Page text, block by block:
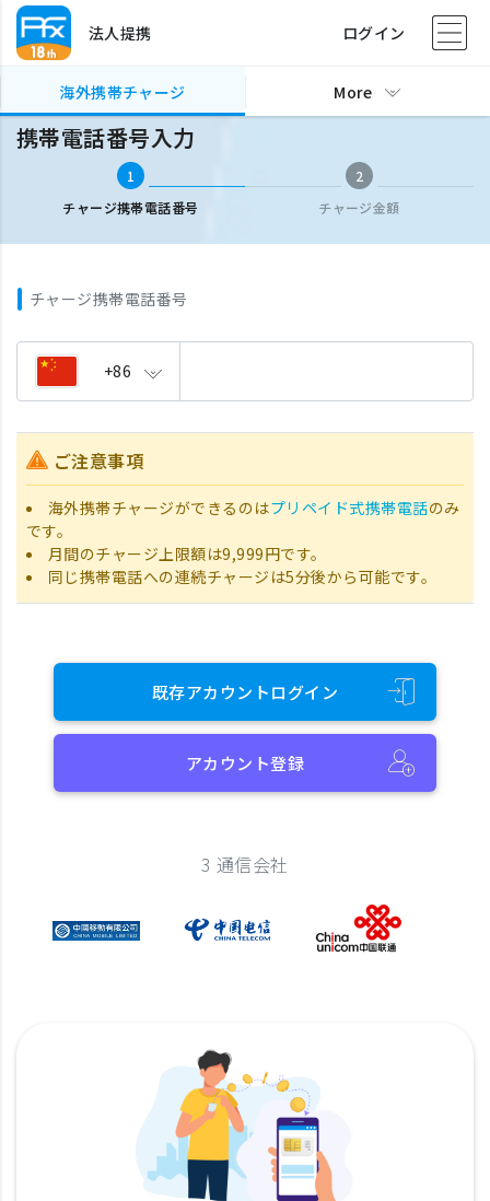
法人提携 ログイン
海外携帯チャージ More
海外携帯チャージ 携帯電話番号入力
携帯電話番号入力
1
チャージ携帯電話番号
2
チャージ金額
チャージ携帯電話番号
+86
ご注意事項
海外携帯チャージができるのはプリペイド式携帯電話のみ
です。
月間のチャージ上限額は9,999円です。
同じ携帯電話への連続チャージは5分後から可能です。
既存アカウントログイン
アカウント登録
3 通信会社